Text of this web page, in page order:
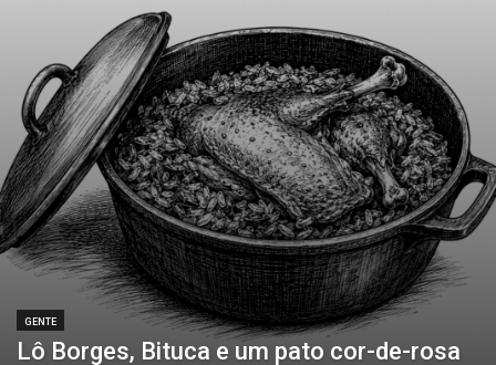
GENTE
Lô Borges, Bituca e um pato cor-de-rosa